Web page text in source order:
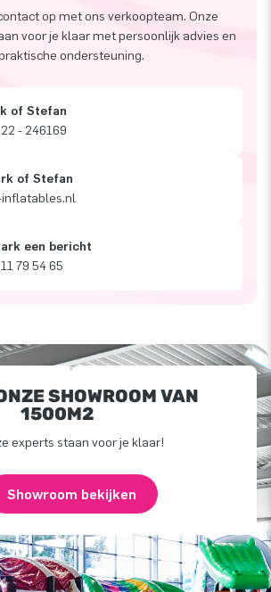
op met ons verkoopteam. Onze
voor je klaar met persoonlijk advies en
ondersteuning.
of Stefan
- 246169
of Stefan
een bericht
79 54 65
SHOWROOM VAN
1500M2
experts staan voor je klaar!
Showroom bekijken